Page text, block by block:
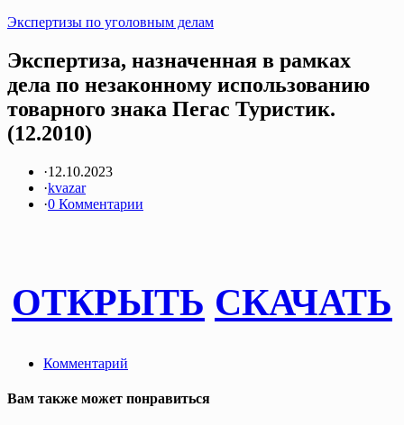
Экспертизы по уголовным делам
Экспертиза, назначенная в рамках
дела по незаконному использованию
товарного знака Пегас Туристик.
(12.2010)
·12.10.2023
·kvazar
·0 Комментарии
ОТКРЫТЬ СКАЧАТЬ
Комментарий
Вам также может понравиться